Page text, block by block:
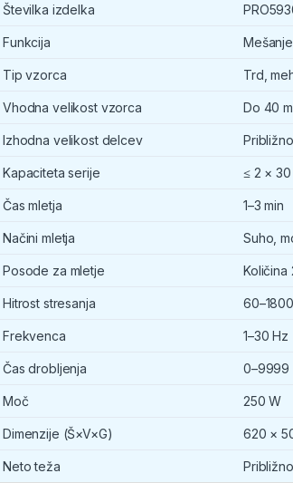
Številka izdelka
Funkcija
Tip vzorca Trd,
Vhodna velikost vzorca Do 40
Izhodna velikost delcev
Kapaciteta serije ≤ 2 × 30
Čas mletja 1–3 min
Načini mletja Suho,
Posode za mletje Količina
Hitrost stresanja
Frekvenca 1–30 Hz
Čas drobljenja 0–9999
Moč 250 W
Dimenzije (Š×V×G) 620 ×
Neto teža